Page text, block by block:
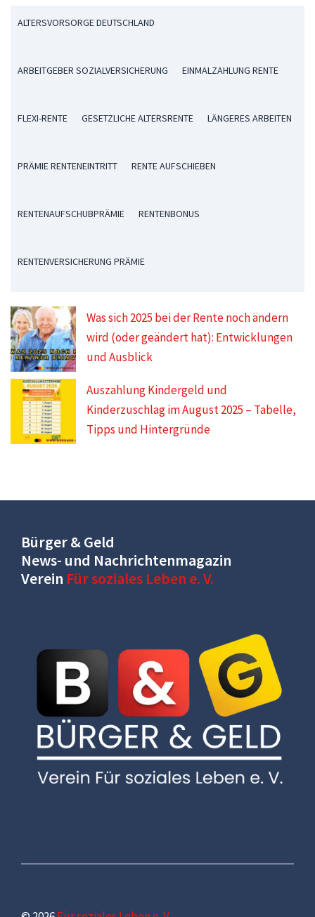
ALTERSVORSORGE DEUTSCHLAND
ARBEITGEBER SOZIALVERSICHERUNG EINMALZAHLUNG RENTE
FLEXI-RENTE GESETZLICHE ALTERSRENTE LÄNGERES ARBEITEN
PRÄMIE RENTENEINTRITT RENTE AUFSCHIEBEN
RENTENAUFSCHUBPRÄMIE RENTENBONUS
RENTENVERSICHERUNG PRÄMIE
Was sich 2025 bei der Rente noch ändern
wird (oder geändert hat): Entwicklungen
und Ausblick
Auszahlung Kindergeld und
Kinderzuschlag im August 2025 – Tabelle,
Tipps und Hintergründe
Bürger & Geld
News- und Nachrichtenmagazin
Verein Für soziales Leben e. V.